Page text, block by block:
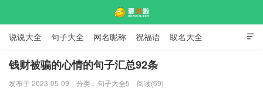

说说大全 句子大全 网名昵称 祝福语 取名大全
标语口号 签名大全
钱财被骗的心情的句子汇总92条
发布于 2023-05-09 分类： 句子大全5 阅读(69)